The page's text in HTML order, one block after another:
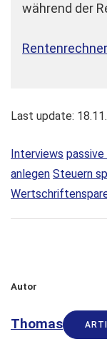
während der
Last update:
Interviews
anlegen Steuern
Autor
Thomas